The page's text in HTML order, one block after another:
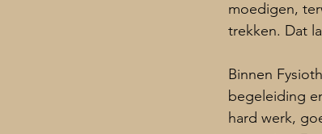
moedigen,
trekken. Dat
Binnen
begeleiding
hard werk,